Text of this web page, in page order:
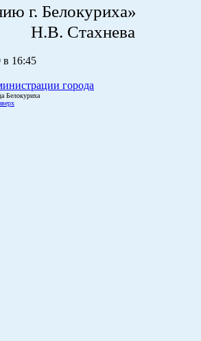
г.
в 16:45
города
Белокуриха